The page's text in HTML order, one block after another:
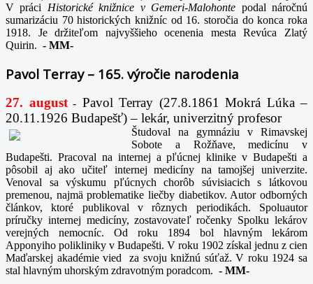
V práci Historické knižnice v Gemeri-Malohonte podal náročnú
sumarizáciu 70 historických knižníc od 16. storočia do konca roka
1918. Je držiteľom najvyššieho ocenenia mesta Revúca Zlatý
Quirin. - MM-
Pavol Terray – 165. výročie narodenia
27. august- Pavol Terray (27.8.1861 Mokrá Lúka –
20.11.1926 Budapešť) – lekár, univerzitný profesor
Študoval na gymnáziu v Rimavskej
Sobote a Rožňave, medicínu v
Budapešti. Pracoval na internej a pľúcnej klinike v Budapešti a
pôsobil aj ako učiteľ internej medicíny na tamojšej univerzite.
Venoval sa výskumu pľúcnych chorôb súvisiacich s látkovou
premenou, najmä problematike liečby diabetikov. Autor odborných
článkov, ktoré publikoval v rôznych periodikách. Spoluautor
príručky internej medicíny, zostavovateľ ročenky Spolku lekárov
verejných nemocníc. Od roku 1894 bol hlavným lekárom
Apponyiho polikliniky v Budapešti. V roku 1902 získal jednu z cien
Maďarskej akadémie vied za svoju knižnú súťaž. V roku 1924 sa
stal hlavným uhorským zdravotným poradcom. - MM-